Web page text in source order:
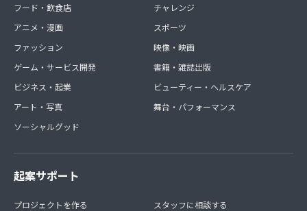
フード・飲食店
アニメ・漫画
ファッション
ゲーム・サービス開発
ビジネス・起業
アート・写真
ソーシャルグッド
チャレンジ
スポーツ
映像・映画
書籍・雑誌出版
ビューティー・ヘルスケア
舞台・パフォーマンス
起案サポート
プロジェクトを作る
スタッフに相談する